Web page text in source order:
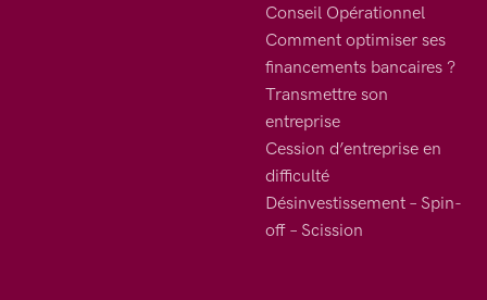
Conseil Opérationnel
Comment optimiser ses
financements bancaires ?
Transmettre son
entreprise
Cession d’entreprise en
difficulté
Désinvestissement – Spin-
off – Scission